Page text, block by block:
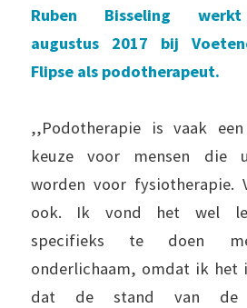
Ruben Bisseling
augustus 2017 bij
Flipse als podotherapeut.
,,Podotherapie is vaak
keuze voor mensen die
worden voor fysiotherapie.
ook. Ik vond het wel
specifieks te doen
onderlichaam, omdat ik het
dat de stand van de